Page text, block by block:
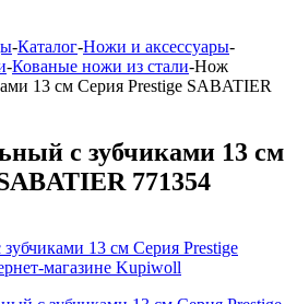
-Каталог-Ножи и аксессуары-
-Кованые ножи из стали-Нож
13 см Серия Prestige SABATIER
с зубчиками 13 см
771354